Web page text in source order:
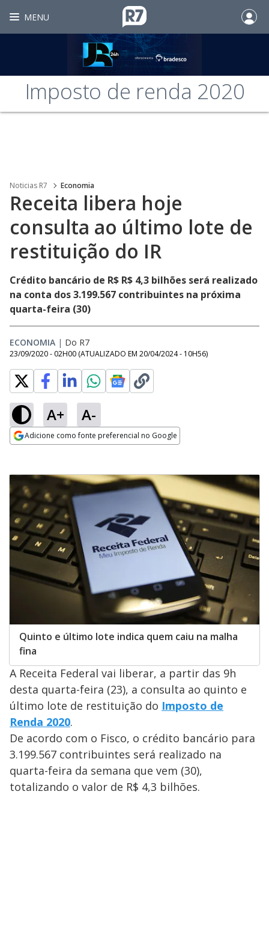
MENU
Imposto de renda 2020
Noticias R7 Economia
Receita libera hoje
consulta ao último lote de
restituição do IR
Crédito bancário de R$ R$ 4,3 bilhões será realizado
na conta dos 3.199.567 contribuintes na próxima
quarta-feira (30)
ECONOMIA | Do R7
23/09/2020 - 02H00 (ATUALIZADO EM 20/04/2024 - 10H56)
A+ A-
Adicione como fonte preferencial no Google
Quinto e último lote indica quem caiu na malha
fina
A Receita Federal vai liberar, a partir das 9h
desta quarta-feira (23), a consulta ao quinto e
último lote de restituição do Imposto de
Renda 2020.
De acordo com o Fisco, o crédito bancário para
3.199.567 contribuintes será realizado na
quarta-feira da semana que vem (30),
totalizando o valor de R$ 4,3 bilhões.